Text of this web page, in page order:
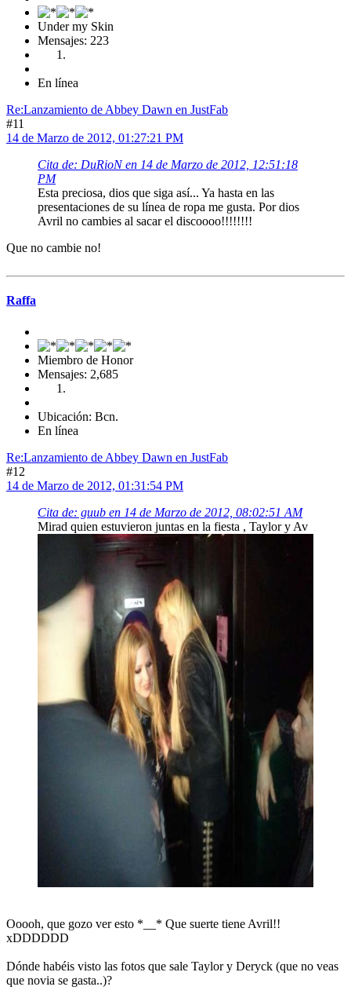
Under my Skin
Mensajes: 223
En línea
Re:Lanzamiento de Abbey Dawn en JustFab
#11
14 de Marzo de 2012, 01:27:21 PM
Cita de: DuRioN en 14 de Marzo de 2012, 12:51:18
PM
Esta preciosa, dios que siga así... Ya hasta en las
presentaciones de su línea de ropa me gusta. Por dios
Avril no cambies al sacar el discoooo!!!!!!!!
Que no cambie no!
Raffa
Miembro de Honor
Mensajes: 2,685
Ubicación: Bcn.
En línea
Re:Lanzamiento de Abbey Dawn en JustFab
#12
14 de Marzo de 2012, 01:31:54 PM
Cita de: guub en 14 de Marzo de 2012, 08:02:51 AM
Mirad quien estuvieron juntas en la fiesta , Taylor y Av
Ooooh, que gozo ver esto *__* Que suerte tiene Avril!!
xDDDDDD
Dónde habéis visto las fotos que sale Taylor y Deryck (que no veas
que novia se gasta..)?